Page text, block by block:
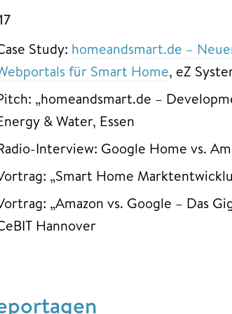
Study: homeandsmart.de –
für Smart Home, eZ
„homeandsmart.de –
& Water, Essen
Interview: Google Home vs.
„Smart Home
„Amazon vs. Google – Das
Hannover